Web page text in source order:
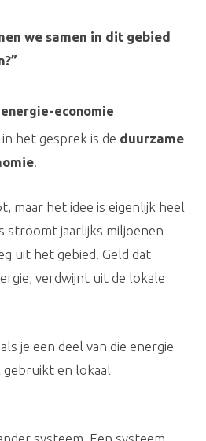
we samen in dit gebied
economie
het gesprek is de duurzame
.
maar het idee is eigenlijk heel
stroomt jaarlijks miljoenen
uit het gebied. Geld dat
verdwijnt uit de lokale
je een deel van die energie
en lokaal